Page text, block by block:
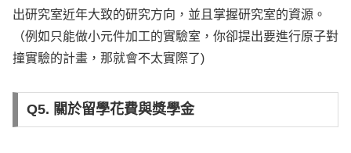
出研究室近年大致的研究方向，並且掌握研究室的資源。
（例如只能做小元件加工的實驗室，你卻提出要進行原子對
撞實驗的計畫，那就會不太實際了)
Q5. 關於留學花費與獎學金